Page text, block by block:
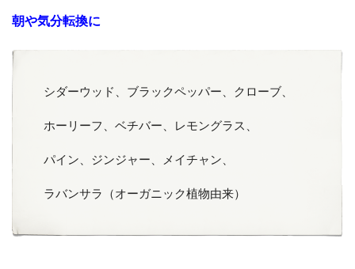
朝や気分転換に
シダーウッド、ブラックペッパー、クローブ、
ホーリーフ、ベチバー、レモングラス、
パイン、ジンジャー、メイチャン、
ラバンサラ（オーガニック植物由来）